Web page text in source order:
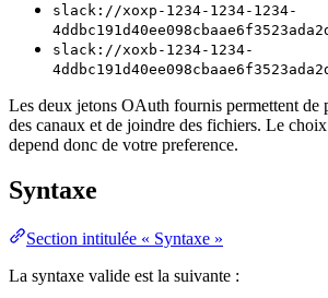
slack://xoxp-1234-1234-1234-
slack://xoxb-1234-1234-
Les deux jetons OAuth fournis permettent de
des canaux et de joindre des fichiers. Le
depend donc de votre preference.
Syntaxe
Section intitulée « Syntaxe »
La syntaxe valide est la suivante :